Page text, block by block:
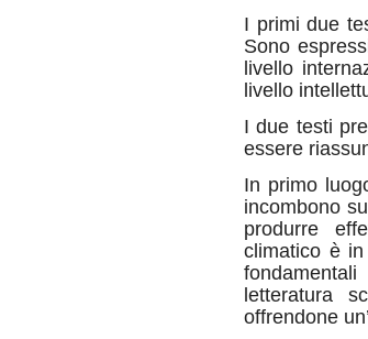
I primi due
Sono
livello
livello
I due testi
essere
In primo
incombono
produrre
climatico è
letteratura
offrendone